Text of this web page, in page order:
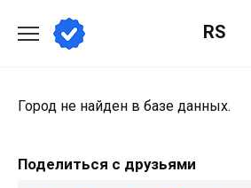
содержанию
RS
Город не найден в базе данных.
Поделиться с друзьями